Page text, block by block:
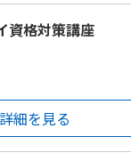
資格対策講座
詳細を見る